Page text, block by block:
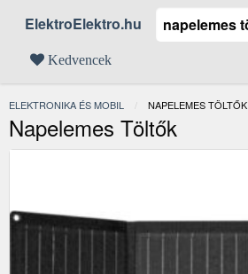
ElektroElektro.hu
Kedvencek
ELEKTRONIKA ÉS MOBIL JELENLEGI:
NAPELEMES TÖLTŐK
Napelemes Töltők